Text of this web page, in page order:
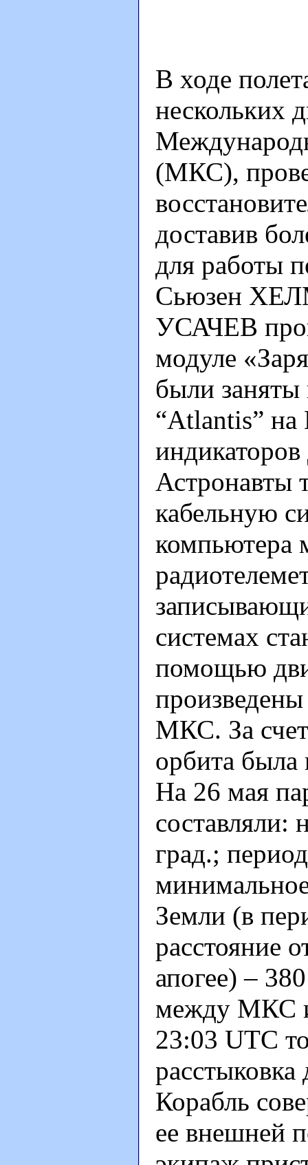
В ходе
нескольких
(МКС),
доставив
для работы
Сьюзен
УСАЧЕВ
модуле
были заняты
“Atlantis”
Астронавты
кабельную
компьютера
системах
помощью
МКС. За
орбита была
На 26 мая
составляли:
град.;
Земли (в
расстояние
апогее) –
между МКС и
23:03 UTC
расстыковка
Корабль
ее внешней